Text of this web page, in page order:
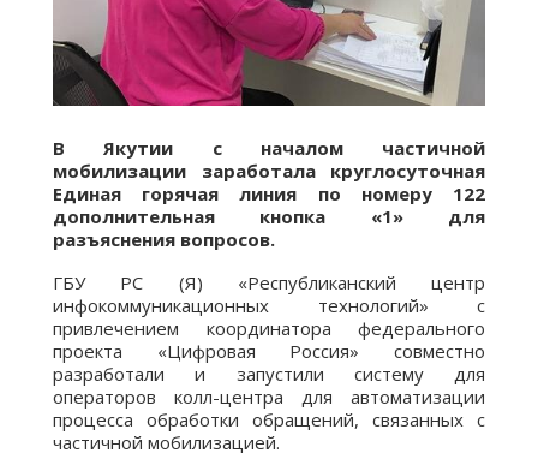
В Якутии с началом частичной
мобилизации заработала круглосуточная
Единая горячая линия по номеру 122
дополнительная кнопка «1» для
разъяснения вопросов.
ГБУ РС (Я) «Республиканский центр
инфокоммуникационных технологий» с
привлечением координатора федерального
проекта «Цифровая Россия» совместно
разработали и запустили систему для
операторов колл-центра для автоматизации
процесса обработки обращений, связанных с
частичной мобилизацией.